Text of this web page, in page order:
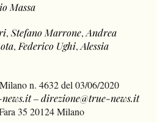
Massa
,Stefano Marrone,Andrea
, Federico Ughi,Alessia
n. 4632 del 03/06/2020
–direzione@true-news.it
35 20124 Milano